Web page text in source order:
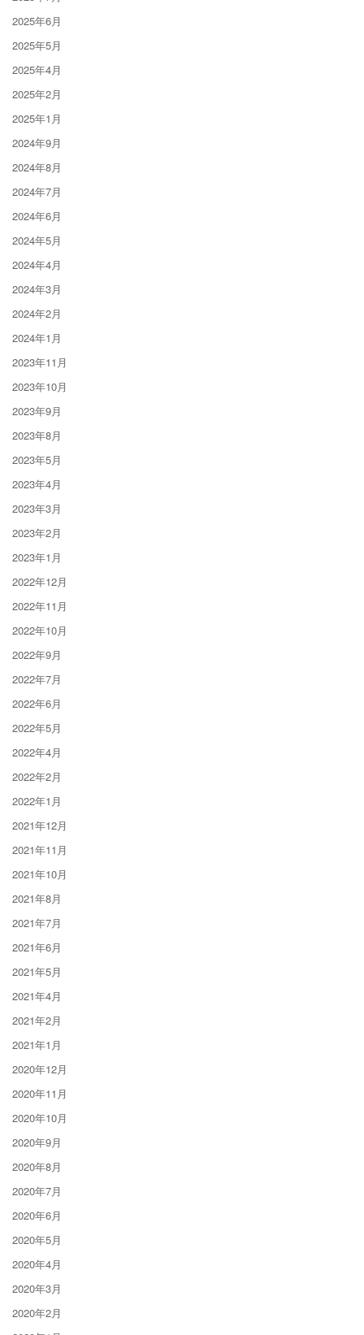
2025年6月
2025年5月
2025年4月
2025年2月
2025年1月
2024年9月
2024年8月
2024年7月
2024年6月
2024年5月
2024年4月
2024年3月
2024年2月
2024年1月
2023年11月
2023年10月
2023年9月
2023年8月
2023年5月
2023年4月
2023年3月
2023年2月
2023年1月
2022年12月
2022年11月
2022年10月
2022年9月
2022年7月
2022年6月
2022年5月
2022年4月
2022年2月
2022年1月
2021年12月
2021年11月
2021年10月
2021年8月
2021年7月
2021年6月
2021年5月
2021年4月
2021年2月
2021年1月
2020年12月
2020年11月
2020年10月
2020年9月
2020年8月
2020年7月
2020年6月
2020年5月
2020年4月
2020年3月
2020年2月